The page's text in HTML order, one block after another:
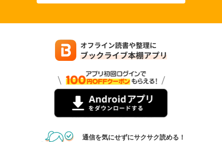
通信を気にせずにサクサク読める！